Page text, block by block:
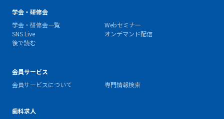
学会・研修会
学会・研修会一覧
Webセミナー
SNS Live
オンデマンド配信
後で読む
会員サービス
会員サービスについて
専門情報検索
歯科求人